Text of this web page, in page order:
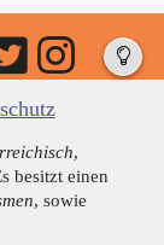
,
besitzt einen
, sowie